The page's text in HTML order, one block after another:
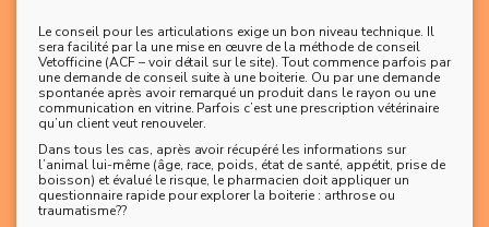
Le conseil pour les articulations exige un bon niveau technique. Il
sera facilité par la une mise en œuvre de la méthode de conseil
Vetofficine (ACF – voir détail sur le site). Tout commence parfois par
une demande de conseil suite à une boiterie. Ou par une demande
spontanée après avoir remarqué un produit dans le rayon ou une
communication en vitrine. Parfois c’est une prescription vétérinaire
qu’un client veut renouveler.
Dans tous les cas, après avoir récupéré les informations sur
l’animal lui-même (âge, race, poids, état de santé, appétit, prise de
boisson) et évalué le risque, le pharmacien doit appliquer un
questionnaire rapide pour explorer la boiterie : arthrose ou
traumatisme??